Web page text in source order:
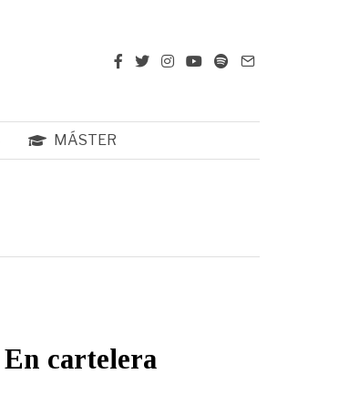
MÁSTER
En cartelera